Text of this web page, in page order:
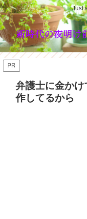
Just
PR
弁護士に金か
作してるから